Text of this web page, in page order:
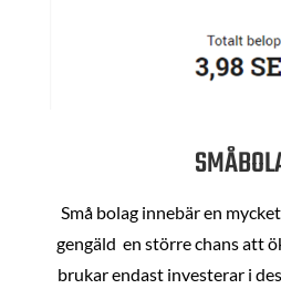
Små bolag innebär en
gengäld en större chans att
brukar endast investerar i